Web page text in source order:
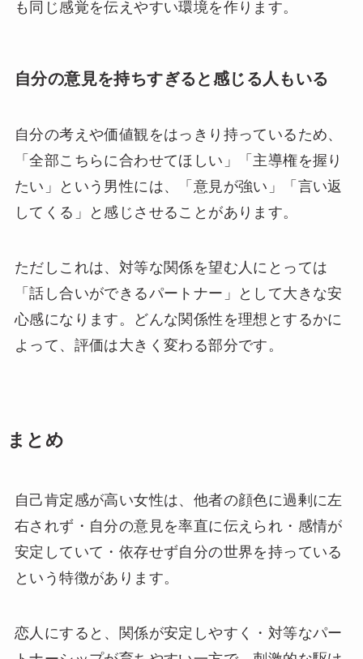
も同じ感覚を伝えやすい環境を作ります。
自分の意見を持ちすぎると感じる人もいる
自分の考えや価値観をはっきり持っているため、
「全部こちらに合わせてほしい」「主導権を握り
たい」という男性には、「意見が強い」「言い返
してくる」と感じさせることがあります。
ただしこれは、対等な関係を望む人にとっては
「話し合いができるパートナー」として大きな安
心感になります。どんな関係性を理想とするかに
よって、評価は大きく変わる部分です。
まとめ
自己肯定感が高い女性は、他者の顔色に過剰に左
右されず・自分の意見を率直に伝えられ・感情が
安定していて・依存せず自分の世界を持っている
という特徴があります。
恋人にすると、関係が安定しやすく・対等なパー